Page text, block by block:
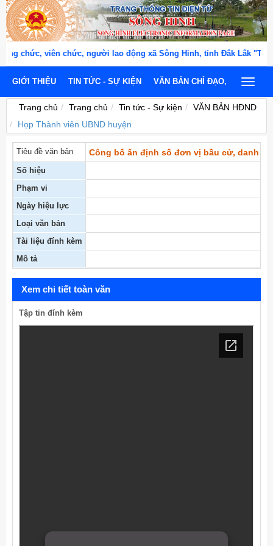
viên chức, người lao động xã Sông Hinh, tỉnh Đắk Lắk "THÂN
GIỚI THIỆU TIN TỨC - SỰ KIỆN VĂN BẢN CHỈ ĐẠO, ĐIỀU HÀNH
Toggle
Trang chủ Trang chủ Tin tức - Sự kiện
VĂN BẢN HĐND
Họp Thành viên UBND huyện
Tiêu đề văn bản Công bố ấn định số đơn vị bầu cử, danh
Số hiệu
Phạm vi
Ngày hiệu lực
Loại văn bản
Tài liệu đính kèm
Mô tả
Xem chi tiết toàn văn
Tập tin đính kèm